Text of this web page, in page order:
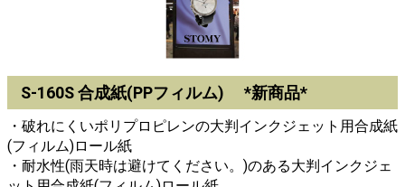
S-160S 合成紙(PPフィルム) *新商品*
・破れにくいポリプロピレンの大判インクジェット用合成紙
(フィルム)ロール紙
・耐水性(雨天時は避けてください。)のある大判インクジェ